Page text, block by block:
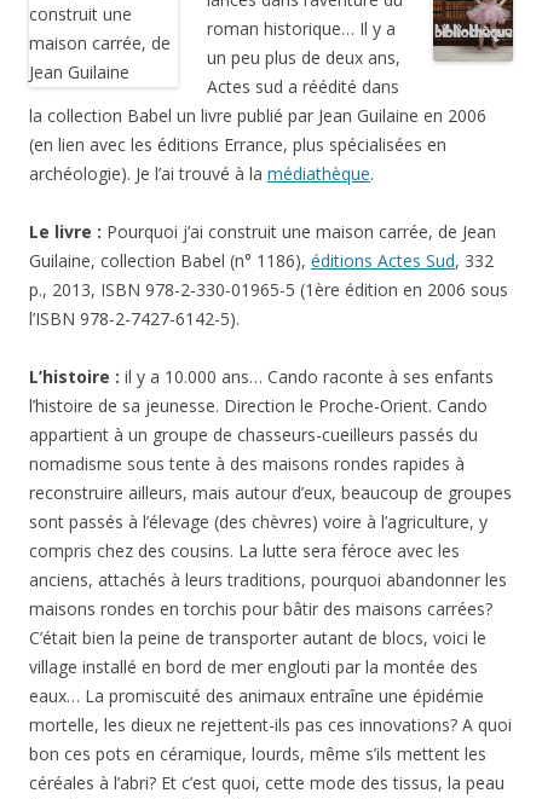
roman historique… Il y a
un peu plus de deux ans,
Actes sud a réédité dans
la collection Babel un livre publié par Jean Guilaine en 2006
(en lien avec les éditions Errance, plus spécialisées en
archéologie). Je l’ai trouvé à la médiathèque.
Le livre : Pourquoi j’ai construit une maison carrée, de Jean
Guilaine, collection Babel (n° 1186), éditions Actes Sud, 332
p., 2013, ISBN 978-2-330-01965-5 (1ère édition en 2006 sous
l’ISBN 978-2-7427-6142-5).
L’histoire : il y a 10.000 ans… Cando raconte à ses enfants
l’histoire de sa jeunesse. Direction le Proche-Orient. Cando
appartient à un groupe de chasseurs-cueilleurs passés du
nomadisme sous tente à des maisons rondes rapides à
reconstruire ailleurs, mais autour d’eux, beaucoup de groupes
sont passés à l’élevage (des chèvres) voire à l’agriculture, y
compris chez des cousins. La lutte sera féroce avec les
anciens, attachés à leurs traditions, pourquoi abandonner les
maisons rondes en torchis pour bâtir des maisons carrées?
C’était bien la peine de transporter autant de blocs, voici le
village installé en bord de mer englouti par la montée des
eaux… La promiscuité des animaux entraîne une épidémie
mortelle, les dieux ne rejettent-ils pas ces innovations? A quoi
bon ces pots en céramique, lourds, même s’ils mettent les
céréales à l’abri? Et c’est quoi, cette mode des tissus, la peau